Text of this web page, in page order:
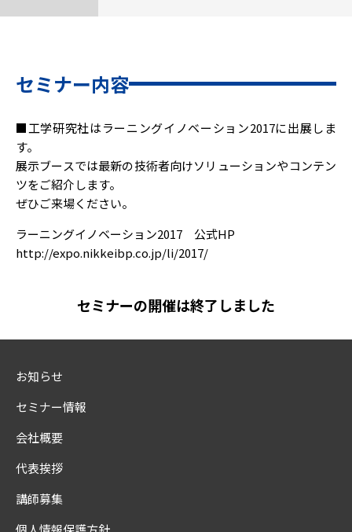
セミナー内容
■工学研究社はラーニングイノベーション2017に出展しま
す。
展示ブースでは最新の技術者向けソリューションやコンテン
ツをご紹介します。
ぜひご来場ください。
ラーニングイノベーション2017 公式HP
http://expo.nikkeibp.co.jp/li/2017/
セミナーの開催は終了しました
お知らせ
セミナー情報
会社概要
代表挨拶
講師募集